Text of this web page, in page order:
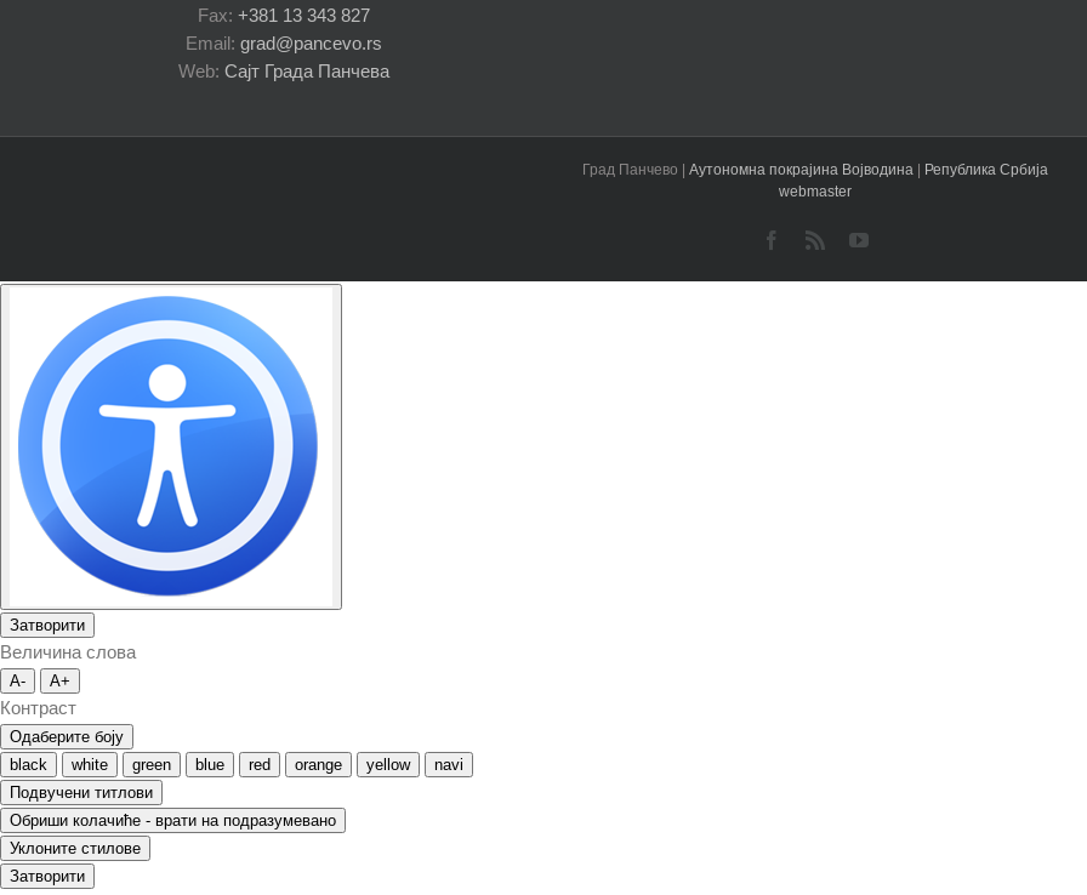
Fax: +381 13 343 827
Email: grad@pancevo.rs
Web: Сајт Града Панчева
Град Панчево | Аутономна покрајина Војводина | Република Србија
webmaster
Facebook
Rss YouTube
Затворити
Величина слова
A- A+
Контраст
Одаберите боју
black
white green blue red orange yellow
navi
Подвучени титлови
Обриши колачиће - врати на подразумевано
Уклоните стилове
Затворити